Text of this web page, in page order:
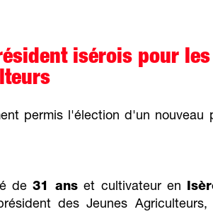
isérois pour les
permis l'élection d'un nouveau
de31 anset cultivateur en
des Jeunes Agriculteurs,